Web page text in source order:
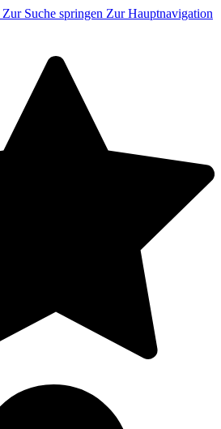
Zur Suche springen Zur Hauptnavigation